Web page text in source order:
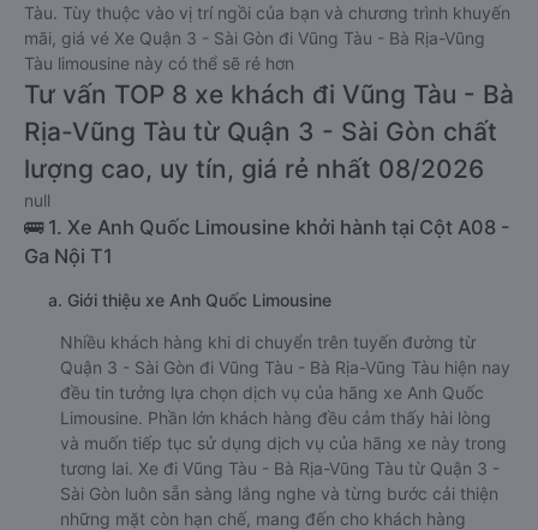
Tàu. Tùy thuộc vào vị trí ngồi của bạn và chương trình khuyến
mãi, giá vé Xe Quận 3 - Sài Gòn đi Vũng Tàu - Bà Rịa-Vũng
Tàu limousine này có thể sẽ rẻ hơn
Tư vấn TOP 8 xe khách đi Vũng Tàu - Bà
Rịa-Vũng Tàu từ Quận 3 - Sài Gòn chất
lượng cao, uy tín, giá rẻ nhất 08/2026
null
🚌 1. Xe Anh Quốc Limousine khởi hành tại Cột A08 -
Ga Nội T1
a. Giới thiệu xe Anh Quốc Limousine
Nhiều khách hàng khi di chuyển trên tuyến đường từ
Quận 3 - Sài Gòn đi Vũng Tàu - Bà Rịa-Vũng Tàu hiện nay
đều tin tưởng lựa chọn dịch vụ của hãng xe Anh Quốc
Limousine. Phần lớn khách hàng đều cảm thấy hài lòng
và muốn tiếp tục sử dụng dịch vụ của hãng xe này trong
tương lai. Xe đi Vũng Tàu - Bà Rịa-Vũng Tàu từ Quận 3 -
Sài Gòn luôn sẵn sàng lắng nghe và từng bước cải thiện
những mặt còn hạn chế, mang đến cho khách hàng